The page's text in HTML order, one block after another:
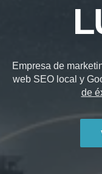
Empresa de
web SEO local y
de